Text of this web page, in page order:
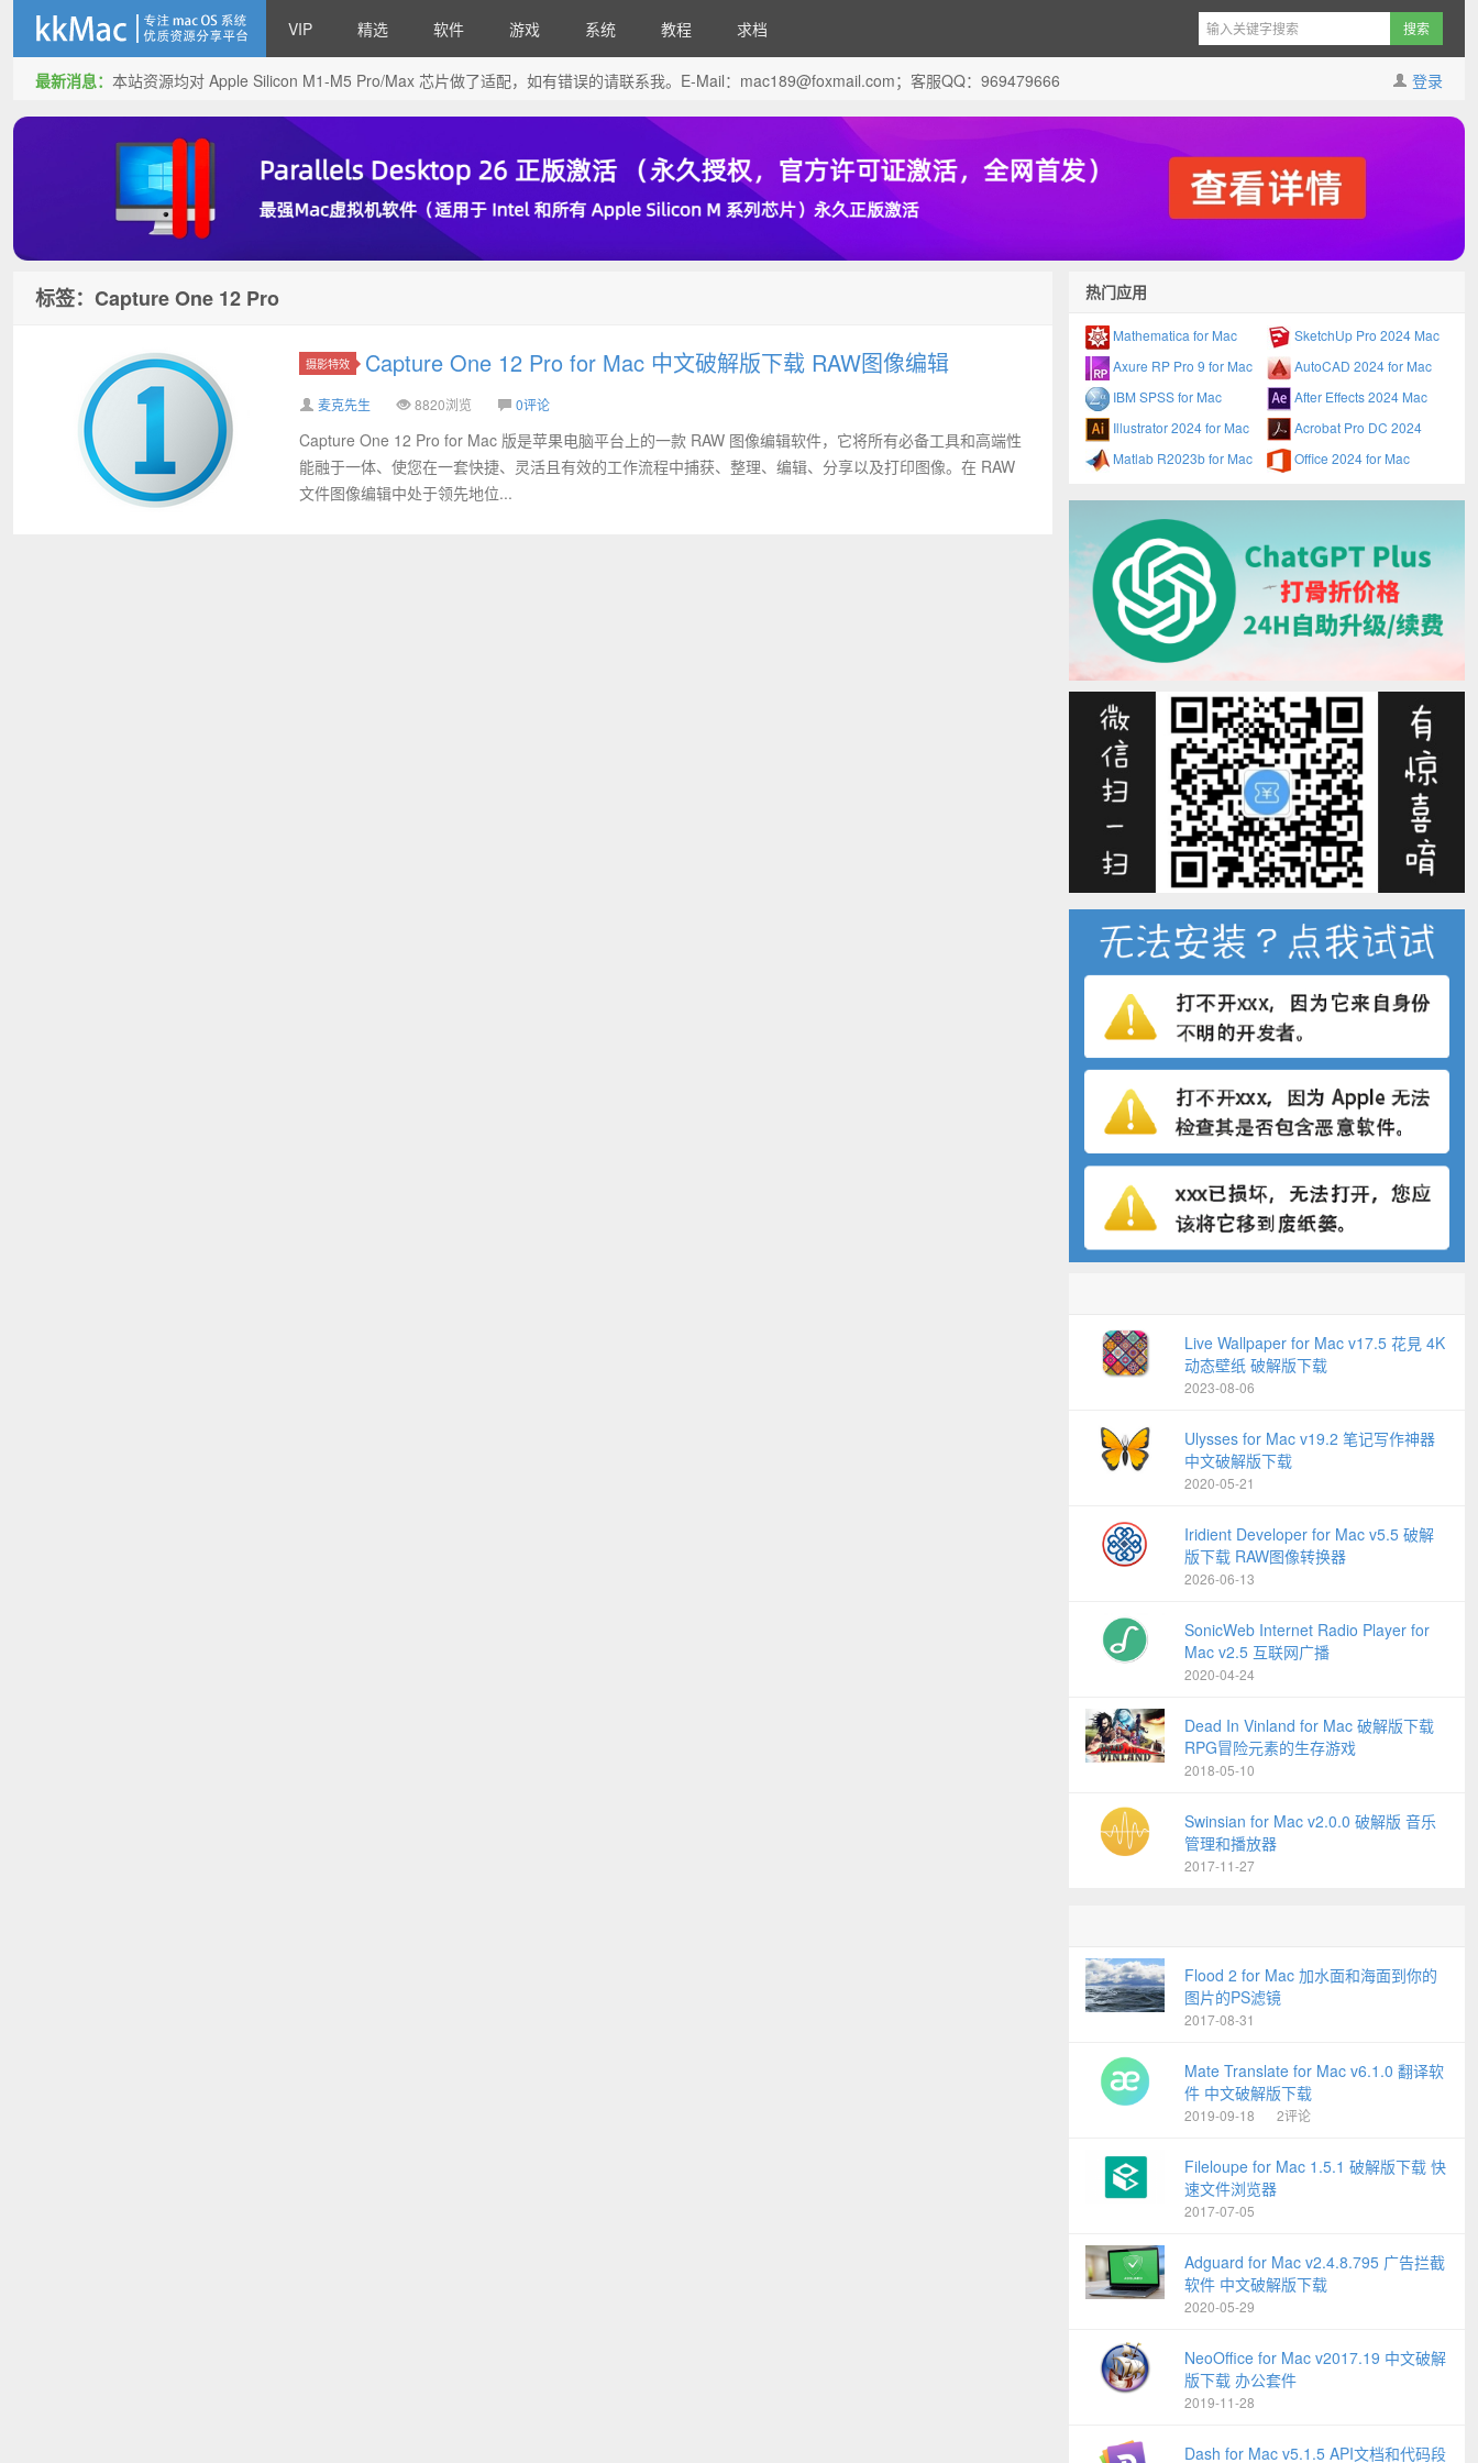
kkMac
VIP 精选 软件 游戏 系统 教程 求档
登录
最新消息： 本站资源均对 Apple Silicon M1-M5 Pro/Max 芯片做了适配，如有错误的请联系我。E-Mail： mac189@foxmail.com；客服QQ：969479666
标签：Capture One 12 Pro
摄影特效 Capture One 12 Pro for Mac 中文破解版下载 RAW图像编辑
麦克先生 8820浏览 0评论
Capture One 12 Pro for Mac 版是苹果电脑平台上的一款 RAW 图像编辑软件，它将所有必备工具和高端性
能融于一体、使您在一套快捷、灵活且有效的工作流程中捕获、整理、编辑、分享以及打印图像。在 RAW
文件图像编辑中处于领先地位...
热门应用
Mathematica for Mac
SketchUp Pro 2024 Mac
Axure RP Pro 9 for Mac
AutoCAD 2024 for Mac
IBM SPSS for Mac
After Effects 2024 Mac
Illustrator 2024 for Mac
Acrobat Pro DC 2024
Matlab R2023b for Mac
Office 2024 for Mac
Live Wallpaper for Mac v17.5 花見 4K
动态壁纸 破解版下载
2023-08-06
Ulysses for Mac v19.2 笔记写作神器
中文破解版下载
2020-05-21
Iridient Developer for Mac v5.5 破解
版下载 RAW图像转换器
2026-06-13
SonicWeb Internet Radio Player for
Mac v2.5 互联网广播
2020-04-24
Dead In Vinland for Mac 破解版下载
RPG冒险元素的生存游戏
2018-05-10
Swinsian for Mac v2.0.0 破解版 音乐
管理和播放器
2017-11-27
Flood 2 for Mac 加水面和海面到你的
图片的PS滤镜
2017-08-31
Mate Translate for Mac v6.1.0 翻译软
件 中文破解版下载
2019-09-18 2评论
Fileloupe for Mac 1.5.1 破解版下载 快
速文件浏览器
2017-07-05
Adguard for Mac v2.4.8.795 广告拦截
软件 中文破解版下载
2020-05-29
NeoOffice for Mac v2017.19 中文破解
版下载 办公套件
2019-11-28
Dash for Mac v5.1.5 API文档和代码段